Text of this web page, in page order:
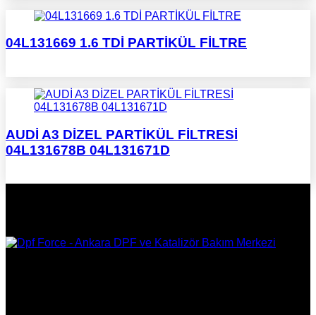
04L131669 1.6 TDİ PARTİKÜL FİLTRE
AUDİ A3 DİZEL PARTİKÜL FİLTRESİ
04L131678B 04L131671D